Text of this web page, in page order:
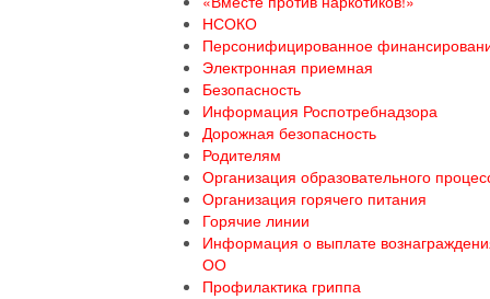
НСОКО
Персонифицированное
Электронная приемная
Безопасность
Информация Роспотребнадзора
Дорожная безопасность
Родителям
Организация образовательного
Организация горячего питания
Горячие линии
Информация о выплате
ОО
Профилактика гриппа